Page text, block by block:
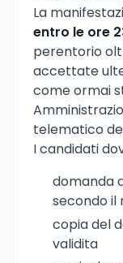
La
entro le ore
perentorio
accettate
come ormai
telematico
I candidati
domanda
secondo il
copia del
validita